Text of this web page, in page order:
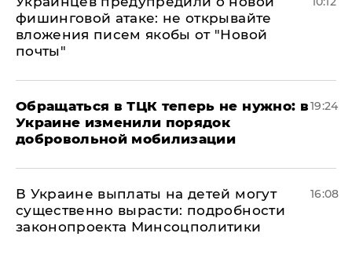
фишинговой атаке: не открывайте
вложения писем якобы от "Новой
почты"
Обращаться в ТЦК теперь не нужно: в
Украине изменили порядок
добровольной мобилизации
19:24
В Украине выплаты на детей могут
существенно вырасти: подробности
законопроекта Минсоцполитики
16:08